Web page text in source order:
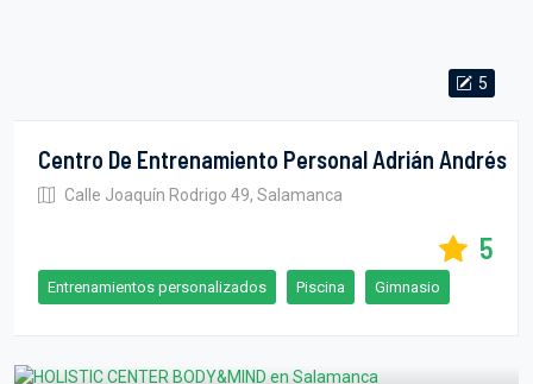
5
Centro De Entrenamiento Personal Adrián Andrés
Calle Joaquín Rodrigo 49, Salamanca
5
Entrenamientos personalizados Piscina Gimnasio